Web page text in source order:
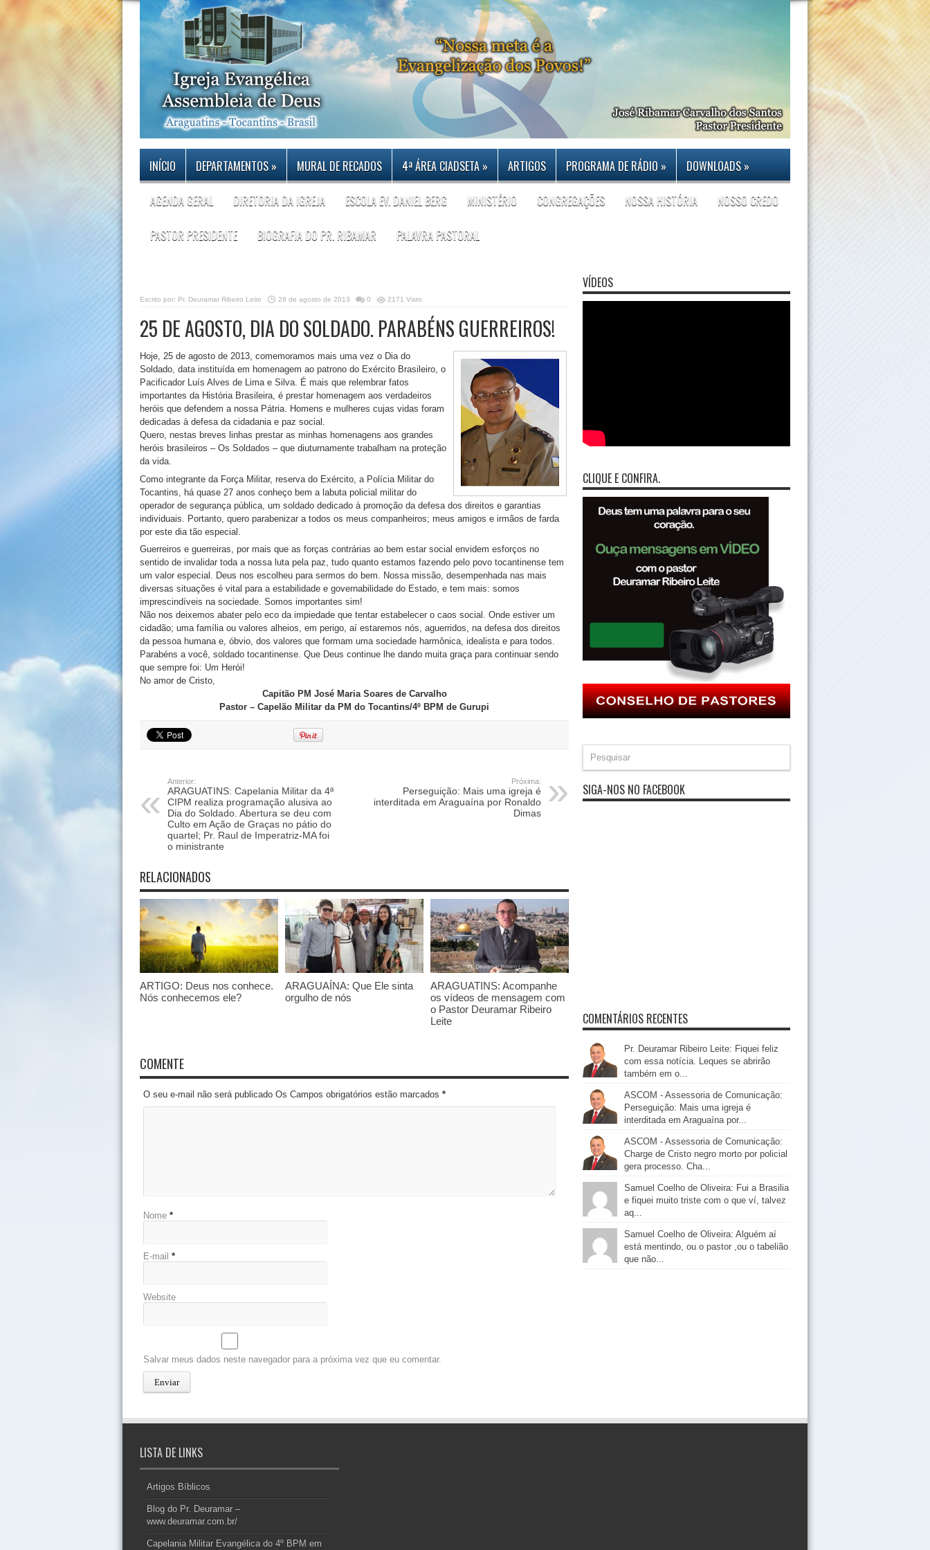
INÍCIO DEPARTAMENTOS» MURAL DE RECADOS 4ª ÁREA CIADSETA» ARTIGOS PROGRAMA DE RÁDIO» DOWNLOADS»
AGENDA GERAL DIRETORIA DA IGREJA ESCOLA EV. DANIEL BERG MINISTÉRIO CONGREGAÇÕES NOSSA HISTÓRIA NOSSO CREDO
PASTOR PRESIDENTE BIOGRAFIA DO PR. RIBAMAR PALAVRA PASTORAL
Escrito por: Pr. Deuramar Ribeiro Leite 26 de agosto de 2013 0 2171 Visto
25 DE AGOSTO, DIA DO SOLDADO. PARABÉNS GUERREIROS!
Hoje, 25 de agosto de 2013, comemoramos mais uma vez o Dia do
Soldado, data instituída em homenagem ao patrono do Exército Brasileiro, o
Pacificador Luís Alves de Lima e Silva. É mais que relembrar fatos
importantes da História Brasileira, é prestar homenagem aos verdadeiros
heróis que defendem a nossa Pátria. Homens e mulheres cujas vidas foram
dedicadas à defesa da cidadania e paz social.
Quero, nestas breves linhas prestar as minhas homenagens aos grandes
heróis brasileiros – Os Soldados – que diuturnamente trabalham na proteção
da vida.
Como integrante da Força Militar, reserva do Exército, a Polícia Militar do
Tocantins, há quase 27 anos conheço bem a labuta policial militar do
operador de segurança pública, um soldado dedicado à promoção da defesa dos direitos e garantias
individuais. Portanto, quero parabenizar a todos os meus companheiros; meus amigos e irmãos de farda
por este dia tão especial.
Guerreiros e guerreiras, por mais que as forças contrárias ao bem estar social envidem esforços no
sentido de invalidar toda a nossa luta pela paz, tudo quanto estamos fazendo pelo povo tocantinense tem
um valor especial. Deus nos escolheu para sermos do bem. Nossa missão, desempenhada nas mais
diversas situações é vital para a estabilidade e governabilidade do Estado, e tem mais: somos
imprescindíveis na sociedade. Somos importantes sim!
Não nos deixemos abater pelo eco da impiedade que tentar estabelecer o caos social. Onde estiver um
cidadão; uma família ou valores alheios, em perigo, aí estaremos nós, aguerridos, na defesa dos direitos
da pessoa humana e, óbvio, dos valores que formam uma sociedade harmônica, idealista e para todos.
Parabéns a você, soldado tocantinense. Que Deus continue lhe dando muita graça para continuar sendo
que sempre foi: Um Herói!
No amor de Cristo,
Capitão PM José Maria Soares de Carvalho
Pastor – Capelão Militar da PM do Tocantins/4º BPM de Gurupi
Anterior:
ARAGUATINS: Capelania Militar da 4ª
CIPM realiza programação alusiva ao
Dia do Soldado. Abertura se deu com
Culto em Ação de Graças no pátio do
quartel; Pr. Raul de Imperatriz-MA foi
o ministrante
Próxima:
Perseguição: Mais uma igreja é
interditada em Araguaína por Ronaldo
Dimas
RELACIONADOS
ARTIGO: Deus nos conhece.
Nós conhecemos ele?
ARAGUAÍNA: Que Ele sinta
orgulho de nós
ARAGUATINS: Acompanhe
os vídeos de mensagem com
o Pastor Deuramar Ribeiro
Leite
COMENTE
O seu e-mail não será publicado Os Campos obrigatórios estão marcados *
Nome *
E-mail *
Website
Salvar meus dados neste navegador para a próxima vez que eu comentar.
VÍDEOS
CLIQUE E CONFIRA.
SIGA-NOS NO FACEBOOK
COMENTÁRIOS RECENTES
Pr. Deuramar Ribeiro Leite: Fiquei feliz
com essa notícia. Leques se abrirão
também em o...
ASCOM - Assessoria de Comunicação:
Perseguição: Mais uma igreja é
interditada em Araguaína por...
ASCOM - Assessoria de Comunicação:
Charge de Cristo negro morto por policial
gera processo. Cha...
Samuel Coelho de Oliveira: Fui a Brasilia
e fiquei muito triste com o que ví, talvez
aq...
Samuel Coelho de Oliveira: Alguém aí
está mentindo, ou o pastor ,ou o tabelião
que não...
LISTA DE LINKS
Artigos Bíblicos
Blog do Pr. Deuramar –
www.deuramar.com.br/
Capelania Militar Evangélica do 4º BPM em